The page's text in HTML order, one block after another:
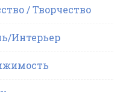
/ Творчество
Интерьер